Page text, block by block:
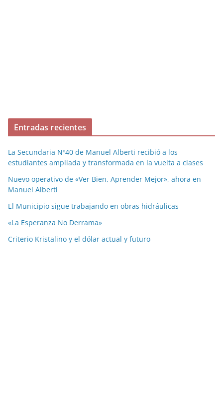
Entradas recientes
La Secundaria Nº40 de Manuel Alberti recibió a los
estudiantes ampliada y transformada en la vuelta a clases
Nuevo operativo de «Ver Bien, Aprender Mejor», ahora en
Manuel Alberti
El Municipio sigue trabajando en obras hidráulicas
«La Esperanza No Derrama»
Criterio Kristalino y el dólar actual y futuro